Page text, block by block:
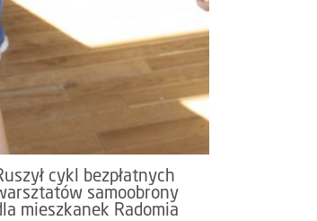
cykl bezpłatnych
samoobrony
mieszkanek Radomia